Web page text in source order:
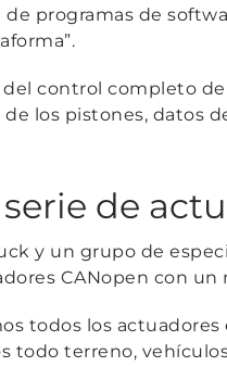
de programas de
del control completo
de los pistones, datos
de
y un grupo de
CANopen con
todos los
todo terreno,